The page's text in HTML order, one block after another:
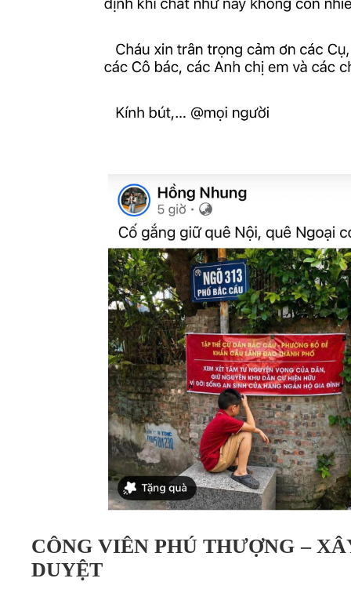
CÔNG VIÊN PHÚ THƯỢNG –
DUYỆT